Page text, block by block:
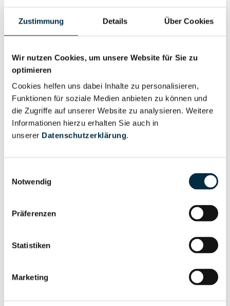
Zustimmung Details Über Cookies
Wir nutzen Cookies, um unsere Website für Sie zu
optimieren
Cookies helfen uns dabei Inhalte zu personalisieren,
Funktionen für soziale Medien anbieten zu können und
die Zugriffe auf unserer Website zu analysieren. Weitere
Informationen hierzu erhalten Sie auch in
unserer Datenschutzerklärung.
Notwendig
Präferenzen
Statistiken
Marketing
Geschäftsführer (1)
Für registrierte
Wirtschaftlich
Berechtigter
Unternehmensprofil
anfragen
Vollständiges
Vollständiges